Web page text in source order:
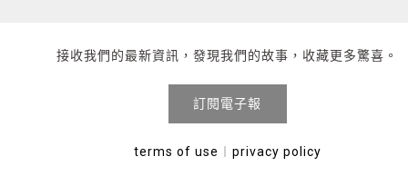
接收我們的最新資訊，發現我們的故事，收藏更多驚喜。
訂閱電子報
terms of use privacy policy